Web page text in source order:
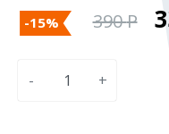
-15% 390
- +